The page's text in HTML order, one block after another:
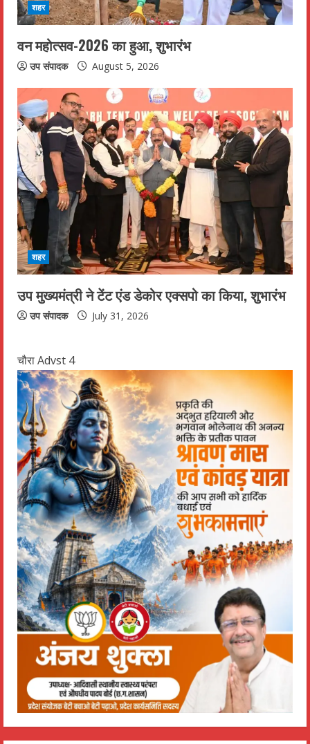
शहर
वन महोत्सव-2026 का हुआ, शुभारंभ
उप संपादक August 5, 2026
शहर
उप मुख्यमंत्री ने टेंट एंड डेकोर एक्सपो का किया, शुभारंभ
उप संपादक July 31, 2026
चौरा Advst 4